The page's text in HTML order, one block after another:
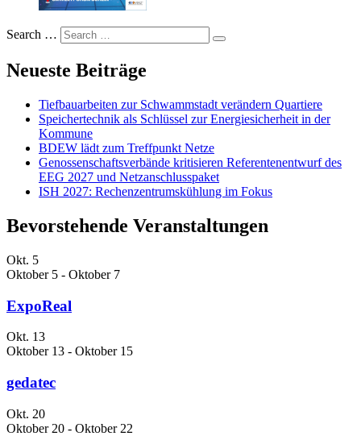
Search …
Neueste Beiträge
Tiefbauarbeiten zur Schwammstadt verändern Quartiere
Speichertechnik als Schlüssel zur Energiesicherheit in der
Kommune
BDEW lädt zum Treffpunkt Netze
Genossenschaftsverbände kritisieren Referentenentwurf des
EEG 2027 und Netzanschlusspaket
ISH 2027: Rechenzentrumskühlung im Fokus
Bevorstehende Veranstaltungen
Okt. 5
Oktober 5 - Oktober 7
ExpoReal
Okt. 13
Oktober 13 - Oktober 15
gedatec
Okt. 20
Oktober 20 - Oktober 22